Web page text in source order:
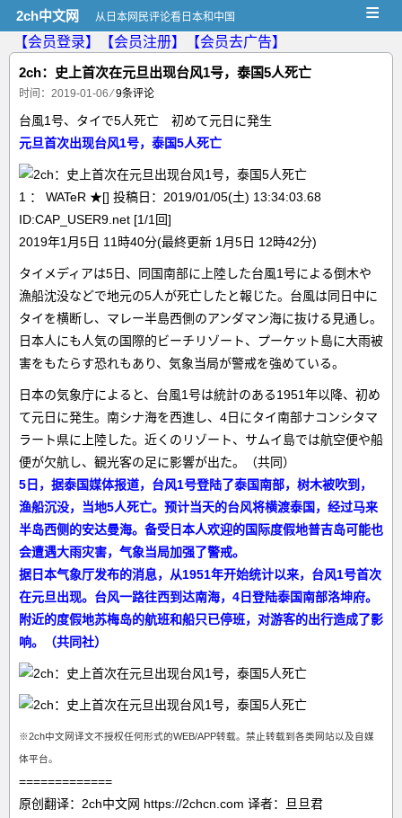
2ch中文网 从日本网民评论看日本和中国 ≡
【会员登录】 【会员注册】
【会员去广告】
2ch：史上首次在元旦出现台风1号，泰国5人死亡
时间：2019-01-06 ⁄9条评论
台風1号、タイで5人死亡 初めて元日に発生
元旦首次出现台风1号，泰国5人死亡
1 ： WATeR ★[] 投稿日：2019/01/05(土) 13:34:03.68
ID:CAP_USER9.net [1/1回]
2019年1月5日 11時40分(最終更新 1月5日 12時42分)
タイメディアは5日、同国南部に上陸した台風1号による倒木や
漁船沈没などで地元の5人が死亡したと報じた。台風は同日中に
タイを横断し、マレー半島西側のアンダマン海に抜ける見通し。
日本人にも人気の国際的ビーチリゾート、プーケット島に大雨被
害をもたらす恐れもあり、気象当局が警戒を強めている。
日本の気象庁によると、台風1号は統計のある1951年以降、初め
て元日に発生。南シナ海を西進し、4日にタイ南部ナコンシタマ
ラート県に上陸した。近くのリゾート、サムイ島では航空便や船
便が欠航し、観光客の足に影響が出た。（共同）
5日，据泰国媒体报道，台风1号登陆了泰国南部，树木被吹到，
渔船沉没，当地5人死亡。预计当天的台风将横渡泰国，经过马来
半岛西侧的安达曼海。备受日本人欢迎的国际度假地普吉岛可能也
会遭遇大雨灾害，气象当局加强了警戒。
据日本气象厅发布的消息，从1951年开始统计以来，台风1号首次
在元旦出现。台风一路往西到达南海，4日登陆泰国南部洛坤府。
附近的度假地苏梅岛的航班和船只已停班，对游客的出行造成了影
响。（共同社）
※2ch中文网译文不授权任何形式的WEB/APP转载。禁止转载到各类网站以及自媒
体平台。
=============
原创翻译：2ch中文网 https://2chcn.com 译者：旦旦君